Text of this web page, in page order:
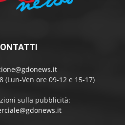
(Lun-Ven ore 09-12 e 15-17)
sulla pubblicità: